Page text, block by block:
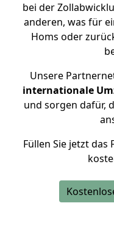
bei der
anderen, was für
Homs oder
Unsere
internationale
und sorgen dafür,
Füllen Sie jetzt